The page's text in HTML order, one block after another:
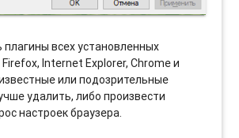
плагины всех установленных
Internet Explorer, Chrome и
или подозрительные
удалить, либо произвести
настроек браузера.